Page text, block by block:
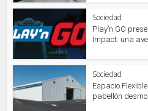
Sociedad
Play’n GO
Impact: una
Sociedad
Espacio
pabellón